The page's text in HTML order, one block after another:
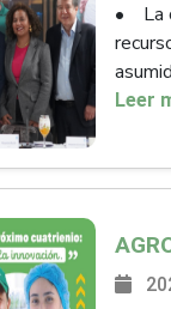
• La
Leer